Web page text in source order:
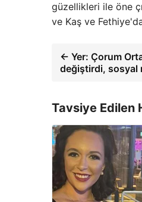
güzellikleri ile öne
ve Kaş ve
← Yer: Çorum
değiştirdi, sosyal
Tavsiye Edilen